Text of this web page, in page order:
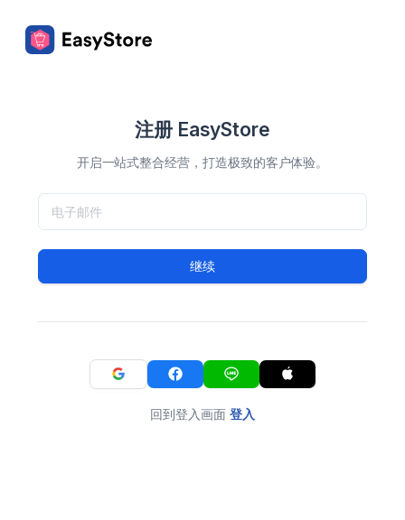
注册 EasyStore
开启一站式整合经营，打造极致的客户体验。
继续
回到登入画面 登入